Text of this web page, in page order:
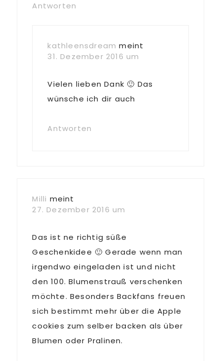
Antworten
kathleensdream meint
31. Dezember 2016 um
Vielen lieben Dank 🙂 Das
wünsche ich dir auch
Antworten
Milli meint
27. Dezember 2016 um
Das ist ne richtig süße
Geschenkidee 🙂 Gerade wenn man
irgendwo eingeladen ist und nicht
den 100. Blumenstrauß verschenken
möchte. Besonders Backfans freuen
sich bestimmt mehr über die Apple
cookies zum selber backen als über
Blumen oder Pralinen.